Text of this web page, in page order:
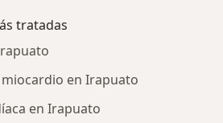
tratadas
en Irapuato
en Irapuato